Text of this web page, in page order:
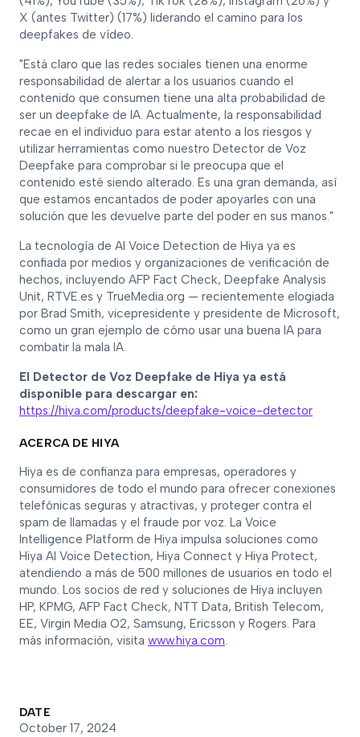
X (antes Twitter) (17%) liderando el camino para los
deepfakes de vídeo.
"Está claro que las redes sociales tienen una enorme
responsabilidad de alertar a los usuarios cuando el
contenido que consumen tiene una alta probabilidad de
ser un deepfake de IA. Actualmente, la responsabilidad
recae en el individuo para estar atento a los riesgos y
utilizar herramientas como nuestro Detector de Voz
Deepfake para comprobar si le preocupa que el
contenido esté siendo alterado. Es una gran demanda, así
que estamos encantados de poder apoyarles con una
solución que les devuelve parte del poder en sus manos."
La tecnología de AI Voice Detection de Hiya ya es
confiada por medios y organizaciones de verificación de
hechos, incluyendo AFP Fact Check, Deepfake Analysis
Unit, RTVE.es y TrueMedia.org — recientemente elogiada
por Brad Smith, vicepresidente y presidente de Microsoft,
como un gran ejemplo de cómo usar una buena IA para
combatir la mala IA.
El Detector de Voz Deepfake de Hiya ya está
disponible para descargar en:
https://hiya.com/products/deepfake-voice-detector
ACERCA DE HIYA
Hiya es de confianza para empresas, operadores y
consumidores de todo el mundo para ofrecer conexiones
telefónicas seguras y atractivas, y proteger contra el
spam de llamadas y el fraude por voz. La Voice
Intelligence Platform de Hiya impulsa soluciones como
Hiya AI Voice Detection, Hiya Connect y Hiya Protect,
atendiendo a más de 500 millones de usuarios en todo el
mundo. Los socios de red y soluciones de Hiya incluyen
HP, KPMG, AFP Fact Check, NTT Data, British Telecom,
EE, Virgin Media O2, Samsung, Ericsson y Rogers. Para
más información, visita www.hiya.com.
DATE
October 17, 2024